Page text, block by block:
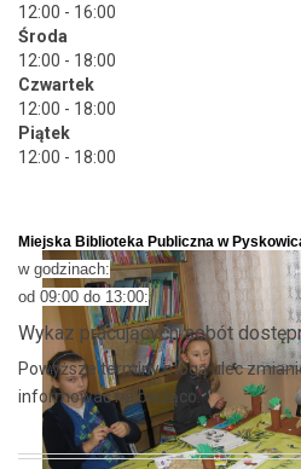
12:00 - 16:00
Środa
12:00 - 18:00
Czwartek
12:00 - 18:00
Piątek
12:00 - 18:00
Miejska Biblioteka Publiczna w
w godzinach:
od 09:00 do 13:00:
Wykaz pracujących sobót
Powyższe terminy mogą ulec
informować na bieżąco.